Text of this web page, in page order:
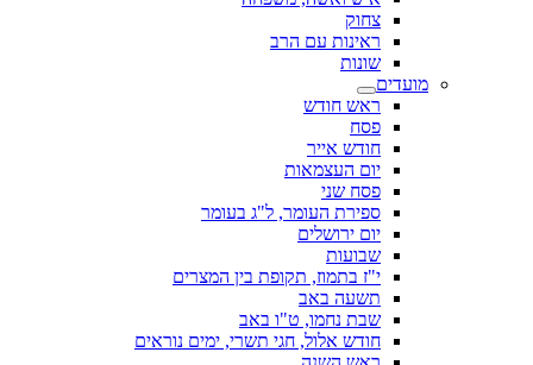
צחוק
ראינות עם הרב
שונות
מועדים
ראש חודש
פסח
חודש אייר
יום העצמאות
פסח שני
ספירת העומר, ל"ג בעומר
יום ירושלים
שבועות
י"ז בתמוז, תקופת בין המצרים
תשעה באב
שבת נחמו, ט"ו באב
חודש אלול, חגי תשרי, ימים נוראים